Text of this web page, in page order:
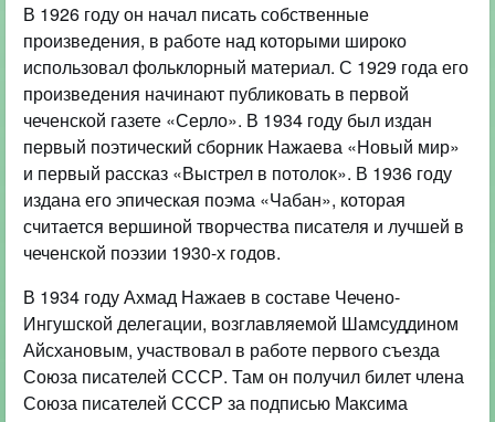
В 1926 году он начал писать собственные
произведения, в работе над которыми широко
использовал фольклорный материал. С 1929 года его
произведения начинают публиковать в первой
чеченской газете «Серло». В 1934 году был издан
первый поэтический сборник Нажаева «Новый мир»
и первый рассказ «Выстрел в потолок». В 1936 году
издана его эпическая поэма «Чабан», которая
считается вершиной творчества писателя и лучшей в
чеченской поэзии 1930-х годов.
В 1934 году Ахмад Нажаев в составе Чечено-
Ингушской делегации, возглавляемой Шамсуддином
Айсхановым, участвовал в работе первого съезда
Союза писателей СССР. Там он получил билет члена
Союза писателей СССР за подписью Максима